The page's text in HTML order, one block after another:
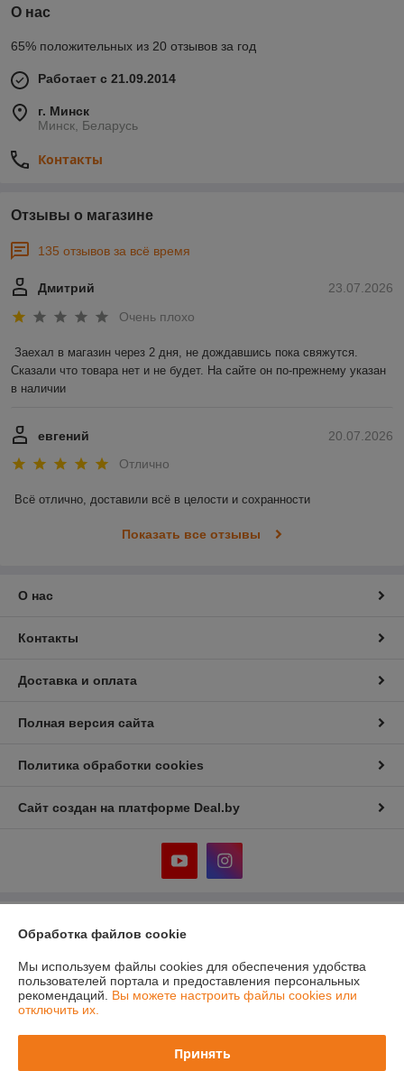
О нас
65% положительных из 20 отзывов за год
Работает с 21.09.2014
г. Минск
Минск, Беларусь
Контакты
Отзывы о магазине
135 отзывов за всё время
23.07.2026
Дмитрий
Очень плохо
Заехал в магазин через 2 дня, не дождавшись пока свяжутся.
Сказали что товара нет и не будет. На сайте он по-прежнему указан
в наличии
20.07.2026
евгений
Отлично
Всё отлично, доставили всё в целости и сохранности
Показать все отзывы
О нас
Контакты
Доставка и оплата
Полная версия сайта
Политика обработки cookies
Сайт создан на платформе Deal.by
Информация для покупателя
г.Минск, ул. Кальварийская 33, пом.200
Регистрационный номер ЕГР: 192331419
Регистрационный орган: Мингорисполком
Обработка файлов cookie
Мы используем файлы cookies для обеспечения удобства
пользователей портала и предоставления персональных
рекомендаций. Вы можете настроить файлы cookies или
отключить их.
Принять